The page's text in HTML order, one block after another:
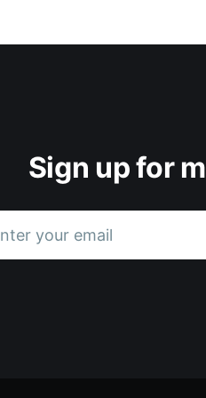
Sign up for
your email